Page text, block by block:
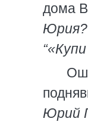
дома
Юрия?
Юрий